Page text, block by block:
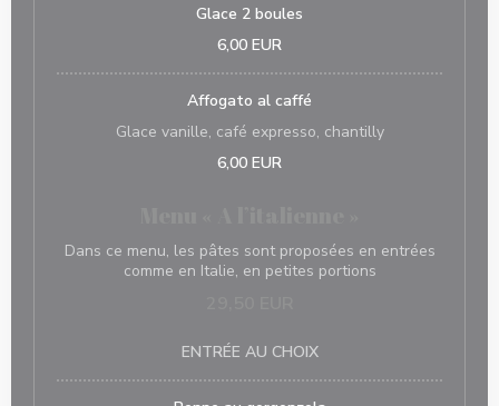
Glace 2 boules
6,00 EUR
Affogato al caffé
Glace vanille, café expresso, chantilly
6,00 EUR
Dans ce menu, les pâtes sont proposées en entrées
comme en Italie, en petites portions
ENTRÉE AU CHOIX